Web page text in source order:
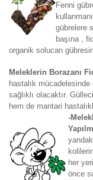
Fenni
gübrelere
başına ,
organik solucan
Meleklerin Borazanı
hastalık
sağlıklı olacaktır.
hem de mantari
-
her
önce